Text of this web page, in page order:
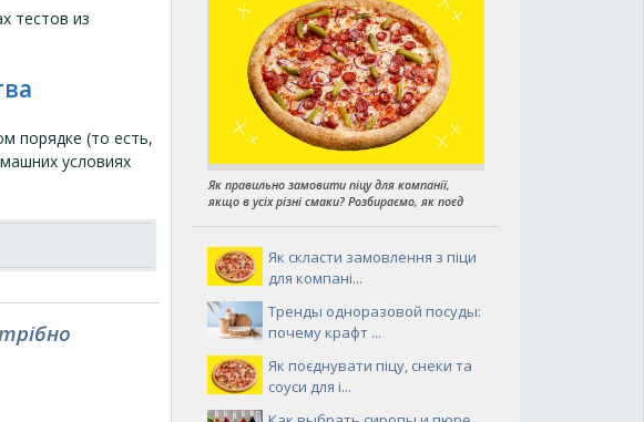
тестов из
порядке (то есть,
условиях
Як правильно замовити піцу для компанії,
якщо в усіх різні смаки? Розбираємо, як поєд
Як скласти замовлення з піци
для компані...
Тренды одноразовой посуды:
почему крафт ...
Як поєднувати піцу, снеки та
соуси для і...